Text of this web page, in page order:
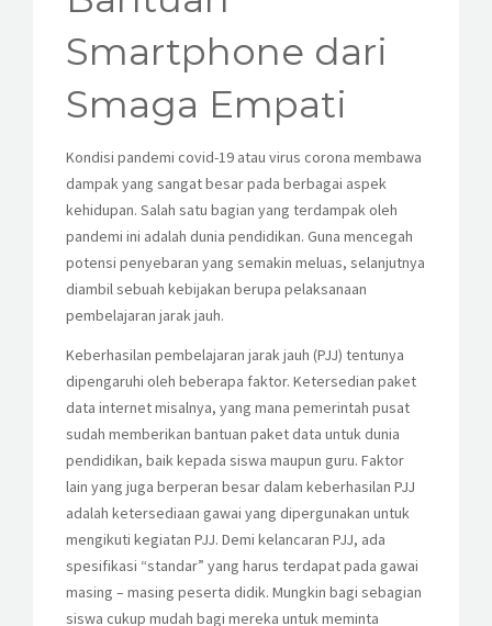
HUMAS
ALUMNI
Smartphone dari
Smaga Empati
Kondisi pandemi covid-19 atau virus corona membawa
dampak yang sangat besar pada berbagai aspek
kehidupan. Salah satu bagian yang terdampak oleh
pandemi ini adalah dunia pendidikan. Guna mencegah
potensi penyebaran yang semakin meluas, selanjutnya
diambil sebuah kebijakan berupa pelaksanaan
pembelajaran jarak jauh.
Keberhasilan pembelajaran jarak jauh (PJJ) tentunya
dipengaruhi oleh beberapa faktor. Ketersedian paket
data internet misalnya, yang mana pemerintah pusat
sudah memberikan bantuan paket data untuk dunia
pendidikan, baik kepada siswa maupun guru. Faktor
lain yang juga berperan besar dalam keberhasilan PJJ
adalah ketersediaan gawai yang dipergunakan untuk
mengikuti kegiatan PJJ. Demi kelancaran PJJ, ada
spesifikasi “standar” yang harus terdapat pada gawai
masing – masing peserta didik. Mungkin bagi sebagian
siswa cukup mudah bagi mereka untuk meminta